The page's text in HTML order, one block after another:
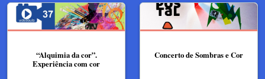
“Alquimia da cor”.
Experiência com cor
Concerto de Sombras e Cor